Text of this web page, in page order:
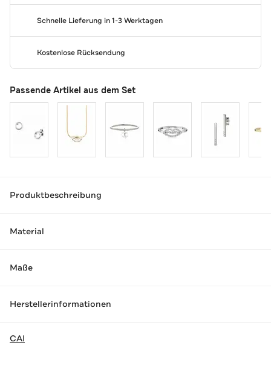
Schnelle Lieferung in 1-3 Werktagen
Kostenlose Rücksendung
Passende Artikel aus dem Set
Produktbeschreibung
Material
Maße
Herstellerinformationen
CAI